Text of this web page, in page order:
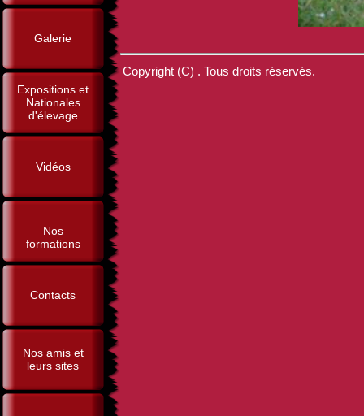
Galerie
Expositions et
Nationales
d'élevage
Vidéos
Nos
formations
Contacts
Nos amis et
leurs sites
Copyright (C) . Tous droits réservés.